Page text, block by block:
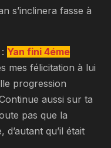
s’inclinera fasse à
: Yan fini 4éme
mes félicitation à lui
progression
aussi sur ta
pas que la
qu’il était